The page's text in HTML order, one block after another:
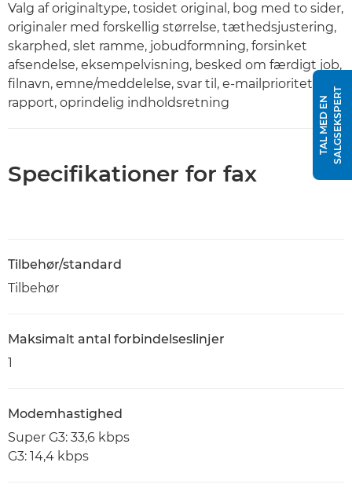
Valg af originaltype, tosidet original, bog med to sider,
originaler med forskellig størrelse, tæthedsjustering,
skarphed, slet ramme, jobudformning, forsinket
afsendelse, eksempelvisning, besked om færdigt job,
filnavn, emne/meddelelse, svar til, e-mailprioritet, TX-
rapport, oprindelig indholdsretning
Specifikationer for fax
Tilbehør/standard
Tilbehør
Maksimalt antal forbindelseslinjer
1
Modemhastighed
Super G3: 33,6 kbps
G3: 14,4 kbps
T
A
L
M
E
D
E
N
S
A
L
G
S
E
K
S
P
E
RT